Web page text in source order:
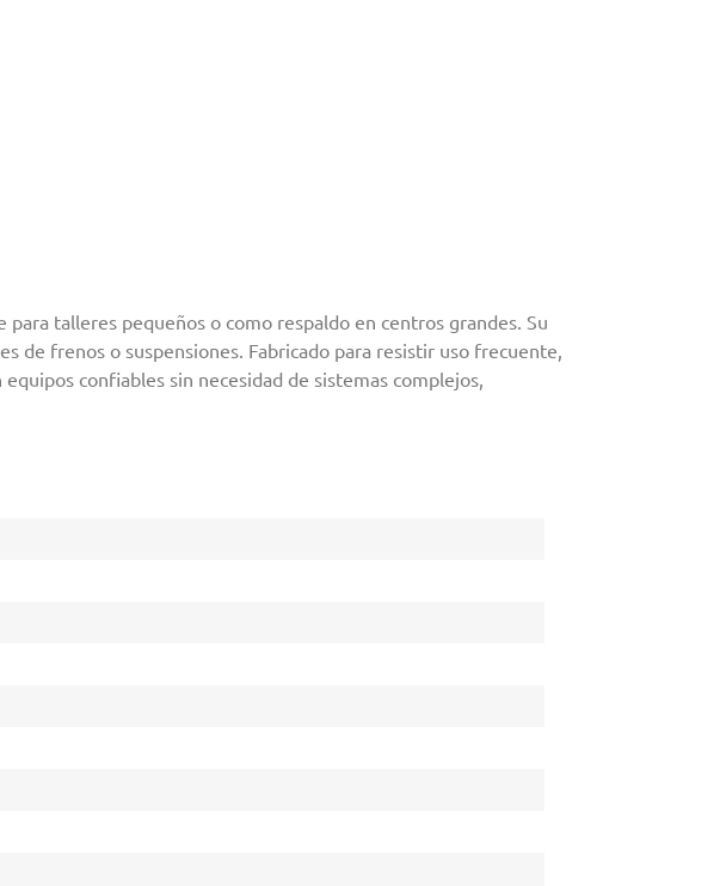
talleres pequeños o como respaldo en centros grandes. Su
de frenos o suspensiones. Fabricado para resistir uso frecuente,
confiables sin necesidad de sistemas complejos,